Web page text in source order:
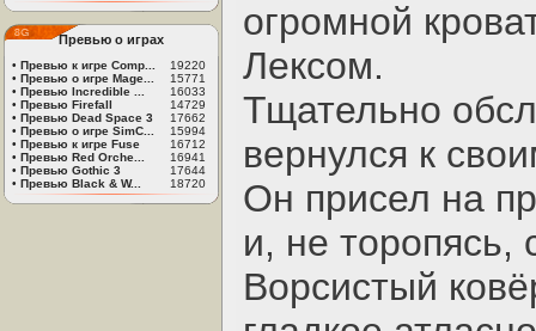
Превью о играх
• Превью к игре Comp...
19220
• Превью о игре Mage...
15771
• Превью Incredible ...
16033
• Превью Firefall
14729
• Превью Dead Space 3
17662
• Превью о игре SimC...
15994
• Превью к игре Fuse
16712
• Превью Red Orche...
16941
• Превью Gothic 3
17644
• Превью Black & W... 18720
огромной
Лексом.
Тщательно
вернулся к
Он присел на
и, не торопясь,
Ворсистый